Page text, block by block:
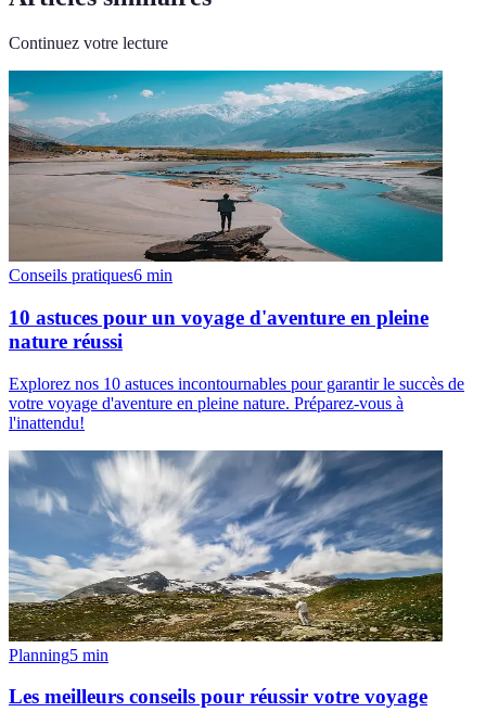
Continuez votre lecture
Conseils pratiques6 min
10 astuces pour un voyage d'aventure en pleine
nature réussi
Explorez nos 10 astuces incontournables pour garantir le succès de
votre voyage d'aventure en pleine nature. Préparez-vous à
l'inattendu!
Planning5 min
Les meilleurs conseils pour réussir votre voyage